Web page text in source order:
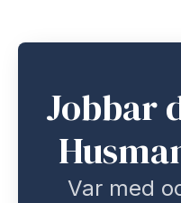
Jobbar
Var med